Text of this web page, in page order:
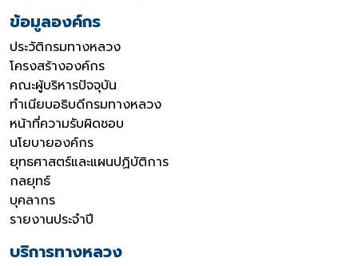
ข้อมูลองค์กร
ประวัติกรมทางหลวง
โครงสร้างองค์กร
คณะผู้บริหารปัจจุบัน
ทำเนียบอธิบดีกรมทางหลวง
หน้าที่ความรับผิดชอบ
นโยบายองค์กร
ยุทธศาสตร์และแผนปฏิบัติการ
กลยุทธ์
บุคลากร
รายงานประจำปี
บริการทางหลวง